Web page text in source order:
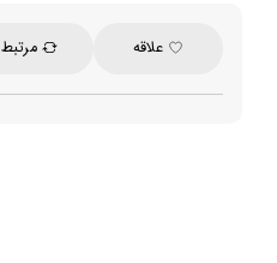
علاقه مرتبط